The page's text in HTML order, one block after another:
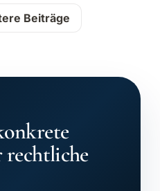
Beiträge
rechtliche